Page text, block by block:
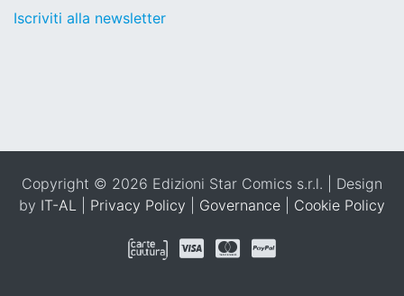
Iscriviti alla newsletter
Copyright © 2026 Edizioni Star Comics s.r.l. | Design
by IT-AL Privacy Policy Governance Cookie Policy